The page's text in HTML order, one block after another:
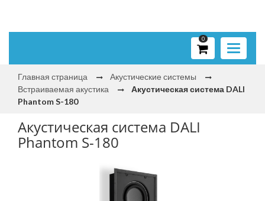
Toggle
0
Главная страница
Акустические системы
Встраиваемая акустика
Акустическая система DALI
Phantom S-180
Акустическая система DALI
Phantom S-180